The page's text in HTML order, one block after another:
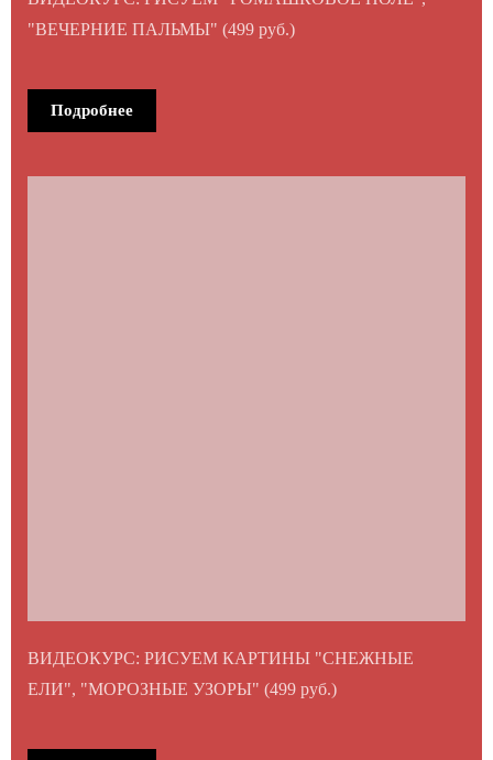
"ВЕЧЕРНИЕ ПАЛЬМЫ" (499 руб.)
Подробнее
ВИДЕОКУРС: РИСУЕМ КАРТИНЫ "СНЕЖНЫЕ
ЕЛИ", "МОРОЗНЫЕ УЗОРЫ" (499 руб.)